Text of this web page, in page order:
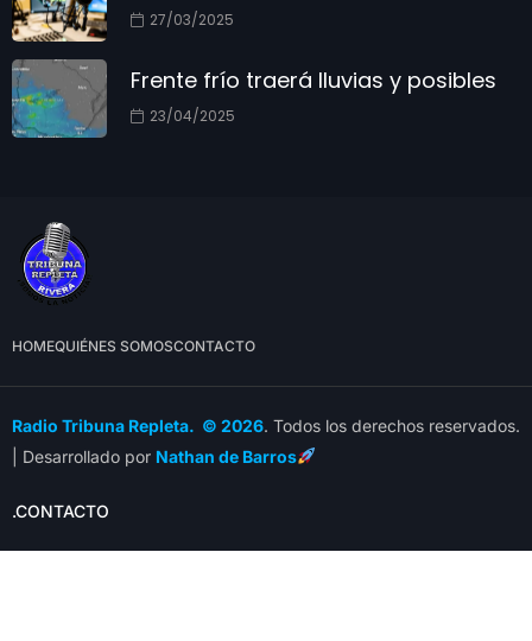
27/03/2025
Frente frío traerá lluvias y posibles
23/04/2025
HOMEQUIÉNES SOMOSCONTACTO
Radio Tribuna Repleta. © 2026. Todos los derechos reservados.
| Desarrollado por Nathan de Barros
.CONTACTO